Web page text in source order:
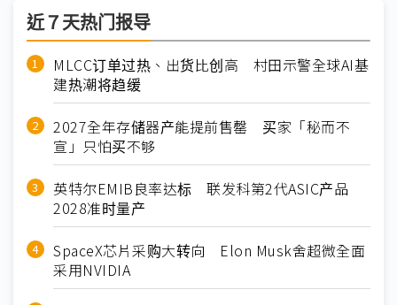
近７天热门报导
MLCC订单过热、出货比创高 村田示警全球AI基
建热潮将趋缓
2027全年存储器产能提前售罄 买家「秘而不
宣」只怕买不够
英特尔EMIB良率达标 联发科第2代ASIC产品
2028准时量产
SpaceX芯片采购大转向 Elon Musk舍超微全面
采用NVIDIA